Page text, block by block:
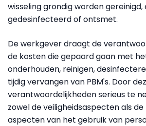
wisseling grondig worden
gedesinfecteerd of ontsmet.
De werkgever draagt de
de kosten die gepaard gaan met
onderhouden, reinigen,
tijdig vervangen van PBM's. Door
verantwoordelijkheden serieus te
zowel de veiligheidsaspecten als
aspecten van het gebruik van